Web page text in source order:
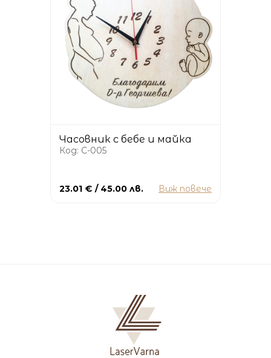
Часовник с бебе и майка
Код: C-005
23.01 € / 45.00 лв. Виж повече